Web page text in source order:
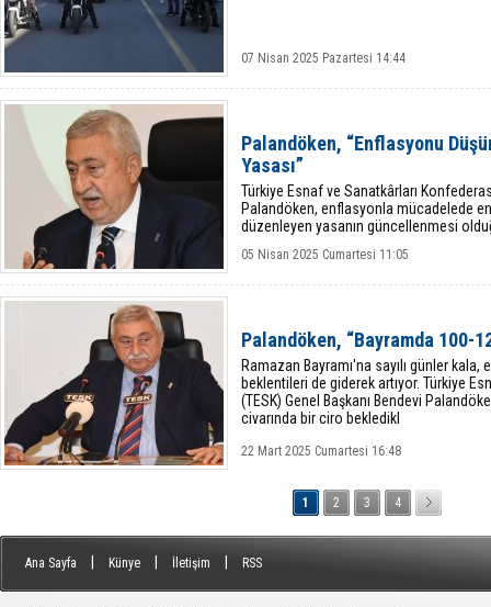
07 Nisan 2025 Pazartesi 14:44
Palandöken, “Enflasyonu
Yasası”
Türkiye Esnaf ve Sanatkârları
Palandöken, enflasyonla mücadelede
düzenleyen yasanın güncellenmesi
05 Nisan 2025 Cumartesi 11:05
Palandöken, “Bayramda 100-
Ramazan Bayramı'na sayılı günler kala,
beklentileri de giderek artıyor. Türkiye
(TESK) Genel Başkanı Bendevi
civarında bir ciro bekledikl
22 Mart 2025 Cumartesi 16:48
1 2 3 4
Ana Sayfa Künye İletişim RSS